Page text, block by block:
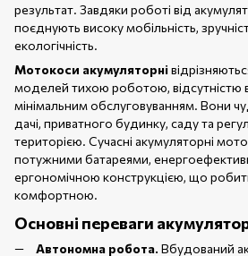
результат. Завдяки роботі від
поєднують високу мобільність,
екологічність.
Мотокоси акумуляторні
моделей тихою роботою, відсутністю
мінімальним обслуговуванням. Вони
дачі, приватного будинку, саду та
територією. Сучасні акумуляторні
потужними батареями,
ергономічною конструкцією, що
комфортною.
Основні переваги
Автономна робота. Вбудований